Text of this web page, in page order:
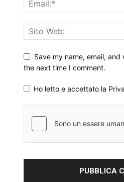
Save my name, email,
the next time I comment.
Ho letto e accettato la